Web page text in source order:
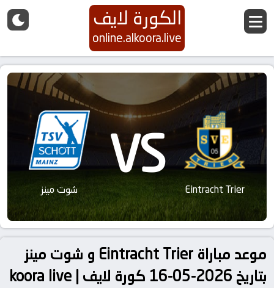
الكورة لايف
online.alkoora.live
Eintracht Trier
VS شوت مينز
موعد مباراة Eintracht Trier و شوت مينز
بتاريخ 2026-05-16 كورة لايف | koora live